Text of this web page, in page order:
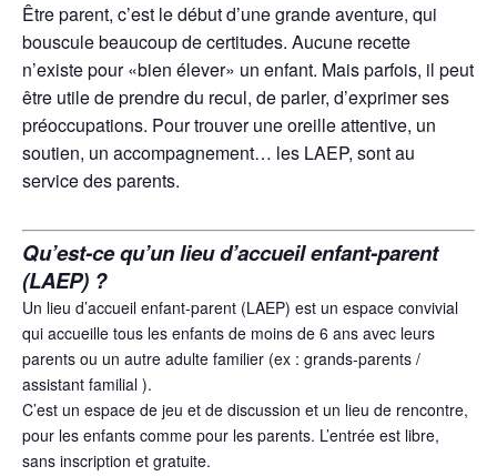
Être parent, c’est le début d’une grande aventure, qui
bouscule beaucoup de certitudes. Aucune recette
n’existe pour «bien élever» un enfant. Mais parfois, il peut
être utile de prendre du recul, de parler, d’exprimer ses
préoccupations. Pour trouver une oreille attentive, un
soutien, un accompagnement… les LAEP, sont au
service des parents.
Qu’est-ce qu’un lieu d’accueil enfant-parent
(LAEP) ?
Un lieu d’accueil enfant-parent (LAEP) est un espace convivial
qui accueille tous les enfants de moins de 6 ans avec leurs
parents ou un autre adulte familier (ex : grands-parents /
assistant familial ).
C’est un espace de jeu et de discussion et un lieu de rencontre,
pour les enfants comme pour les parents. L’entrée est libre,
sans inscription et gratuite.